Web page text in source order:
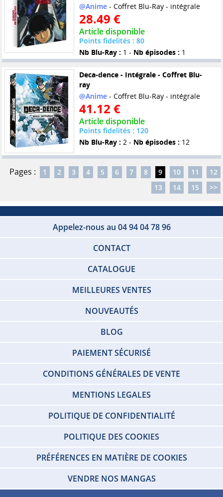
@Anime- Coffret Blu-Ray - intégrale
28.49 €
Article disponible
Points fidelités : 80
Nb Blu-Ray : 1 - Nb épisodes : 1
Deca-dence - Intégrale - Coffret Blu-
ray
@Anime- Coffret Blu-Ray - intégrale
41.12 €
Article disponible
Points fidelités : 120
Nb Blu-Ray : 2 - Nb épisodes : 12
Pages : 1 2 3 4 5 6 7 8 9 10 11
12
13
14 15 >>
Appelez-nous au 04 94 04 78 96
CONTACT
CATALOGUE
MEILLEURES VENTES
NOUVEAUTÉS
BLOG
PAIEMENT SÉCURISÉ
CONDITIONS GÉNÉRALES DE VENTE
MENTIONS LEGALES
POLITIQUE DE CONFIDENTIALITÉ
POLITIQUE DES COOKIES
PRÉFÉRENCES EN MATIÈRE DE COOKIES
VENDRE NOS MANGAS